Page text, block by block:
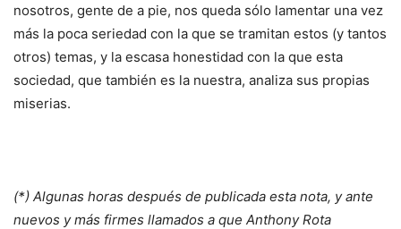
nosotros, gente de a pie, nos queda sólo lamentar una vez
más la poca seriedad con la que se tramitan estos (y tantos
otros) temas, y la escasa honestidad con la que esta
sociedad, que también es la nuestra, analiza sus propias
miserias.
(*) Algunas horas después de publicada esta nota, y ante
nuevos y más firmes llamados a que Anthony Rota